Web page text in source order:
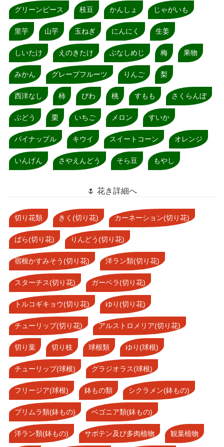
グリーンピース 枝豆 かんしょ じゃがいも
里芋 山芋 玉ねぎ にんにく 生姜
しいたけ えのきたけ ぶなしめじ 梅 果物
みかん グレープフルーツ りんご 梨
西洋なし 柿 びわ 桃 すもも さくらんぼ
ぶどう 栗 いちご メロン すいか
パイナップル キウイ スイートコーン オレンジ
いんげん さやえんどう そら豆 もやし
🌷 花き詳細へ
切り花類 きく(切り花) カーネーション(切り花)
ばら(切り花) りんどう(切り花)
宿根かすみそう(切り花) 洋ラン類(切り花)
スターチス(切り花) ガーベラ(切り花)
トルコギキョウ(切り花) ゆり(切り花)
チューリップ(切り花) アルストロメリア(切り花)
切り葉 切り枝 球根類 ゆり(球根)
チューリップ(球根) グラジオラス(球根)
フリージア(球根) 鉢もの類 シクラメン(鉢もの)
プリムラ類(鉢もの) ベゴニア類(鉢もの)
洋ラン類(鉢もの) サボテン及び多肉植物 観葉植物